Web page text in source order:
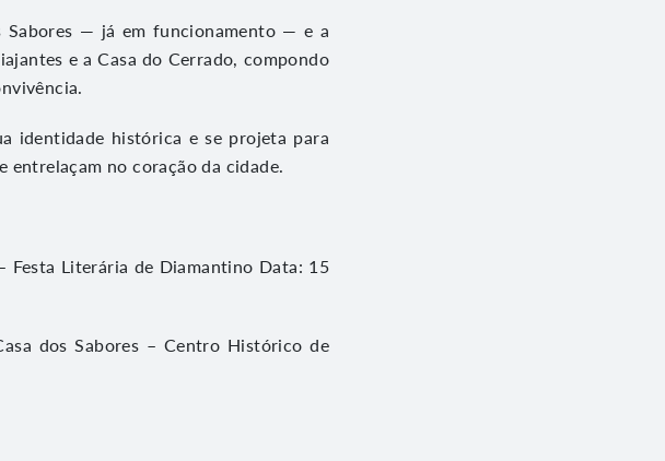
Sabores — já em funcionamento — e a
e a Casa do Cerrado, compondo
identidade histórica e se projeta para
no coração da cidade.
Festa Literária de Diamantino Data: 15
dos Sabores – Centro Histórico de